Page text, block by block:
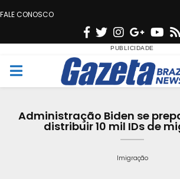
FALE CONOSCO
F
c
e
o
T
w
i
t
e
n
s
t
g
r
a
G
o
o
g
e
Y
u
t
b
M
Administração Biden se
distribuir 10 mil IDs de
Imigração